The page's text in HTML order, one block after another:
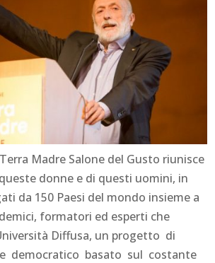
Madre Salone del Gusto riunisce
donne e di questi uomini, in
da 150 Paesi del mondo insieme a
formatori ed esperti che
Diffusa, un progetto di
democratico basato sul costante